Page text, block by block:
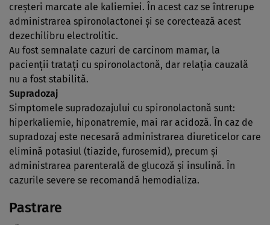
creşteri marcate ale kaliemiei. În acest caz se întrerupe
administrarea spironolactonei şi se corectează acest
dezechilibru electrolitic.
Au fost semnalate cazuri de carcinom mamar, la
pacienţii trataţi cu spironolactonă, dar relaţia cauzală
nu a fost stabilită.
Supradozaj
Simptomele supradozajului cu spironolactonă sunt:
hiperkaliemie, hiponatremie, mai rar acidoză. În caz de
supradozaj este necesară administrarea diureticelor care
elimină potasiul (tiazide, furosemid), precum şi
administrarea parenterală de glucoză şi insulină. În
cazurile severe se recomandă hemodializa.
Pastrare